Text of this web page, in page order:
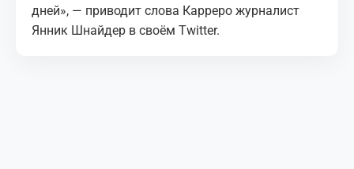
дней», — приводит слова Карреро журналист
Янник Шнайдер в своём Twitter.